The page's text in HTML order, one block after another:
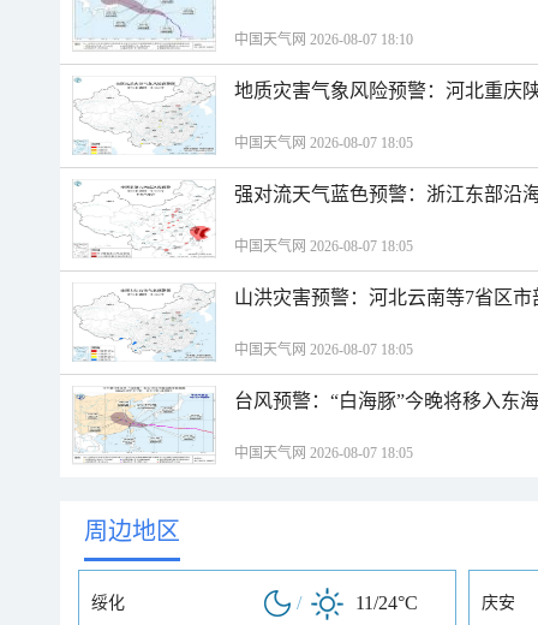
中国天气网 2026-08-07 18:10
地质灾害气象风险预警：河北重庆
中国天气网 2026-08-07 18:05
强对流天气蓝色预警：浙江东部沿
中国天气网 2026-08-07 18:05
山洪灾害预警：河北云南等7省区
中国天气网 2026-08-07 18:05
台风预警：“白海豚”今晚将移入东
中国天气网 2026-08-07 18:05
周边地区
绥化 / 11/24°C 庆安